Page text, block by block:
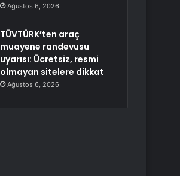
Ağustos 6, 2026
TÜVTÜRK’ten araç
muayene randevusu
uyarısı: Ücretsiz, resmi
olmayan sitelere dikkat
Ağustos 6, 2026